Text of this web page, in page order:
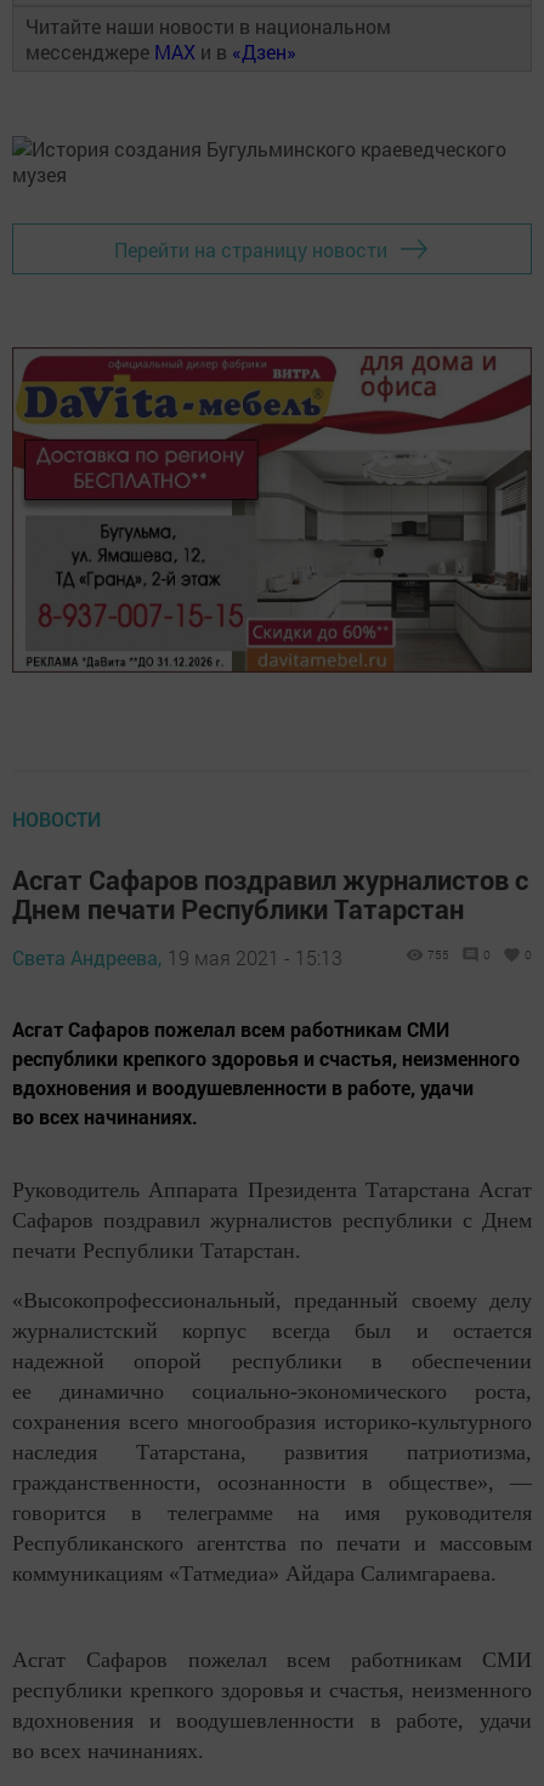
Читайте наши новости в национальном
мессенджере MAX и в «Дзен»
Перейти на страницу новости
НОВОСТИ
Асгат Сафаров поздравил журналистов с
Днем печати Республики Татарстан
Света Андреева, 19 мая 2021 - 15:13 755 0 0
Асгат Сафаров пожелал всем работникам СМИ
республики крепкого здоровья и счастья, неизменного
вдохновения и воодушевленности в работе, удачи
во всех начинаниях.
Руководитель Аппарата Президента Татарстана Асгат
Сафаров поздравил журналистов республики с Днем
печати Республики Татарстан.
«Высокопрофессиональный, преданный своему делу
журналистский корпус всегда был и остается
надежной опорой республики в обеспечении
ее динамично социально-экономического роста,
сохранения всего многообразия историко-культурного
наследия Татарстана, развития патриотизма,
гражданственности, осознанности в обществе», —
говорится в телеграмме на имя руководителя
Республиканского агентства по печати и массовым
коммуникациям «Татмедиа» Айдара Салимгараева.
Асгат Сафаров пожелал всем работникам СМИ
республики крепкого здоровья и счастья, неизменного
вдохновения и воодушевленности в работе, удачи
во всех начинаниях.